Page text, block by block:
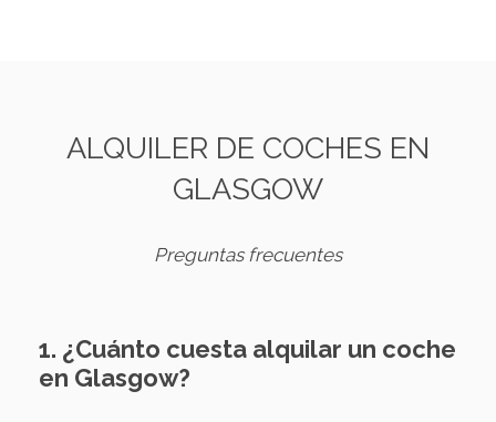
ALQUILER DE COCHES EN
GLASGOW
Preguntas frecuentes
1. ¿Cuánto cuesta alquilar un coche
en Glasgow?